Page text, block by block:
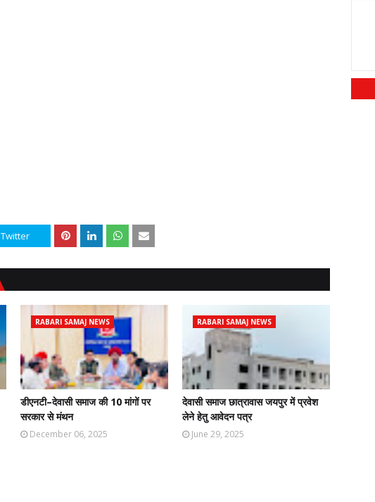
Twitter
RABARI SAMAJ NEWS
डीएनटी–देवासी समाज की 10 मांगों पर
सरकार से मंथन
December 06, 2025
RABARI SAMAJ NEWS
देवासी समाज छात्रावास जयपुर में प्रवेश
लेने हेतु आवेदन पत्र
June 29, 2025